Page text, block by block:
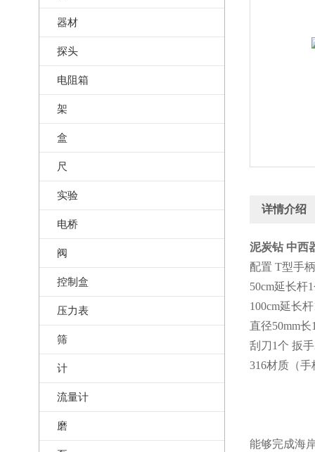
器材
探头
电阻箱
架
盒
尺
实验
电桥
阀
控制盒
压力表
筛
计
流量计
磨
详情介绍
泥炭钻 中西
配置 T型手
50cm延长杆
100cm延长
直径50mm长
刮刀1个 扳
316材质（
能够完成海